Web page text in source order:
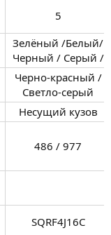
5​
Зелёный /Белый/
Черный / Серый /​
Черно-красный /
Светло-серый​
Несущий кузов​
486 / 977​
SQRF4J16C​